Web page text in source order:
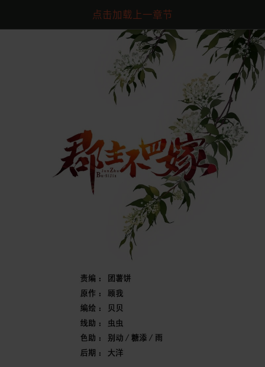
点击加载上一章节